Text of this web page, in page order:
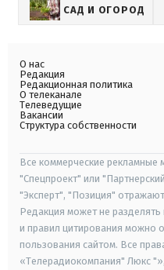
САД И ОГОРОД
О нас
Редакция
Редакционная политика
О телеканале
Телеведущие
Вакансии
Структура собственности
Все коммерческие
"Спецпроект" или
"Эксперт", "Позиция"
Редакция может не
и правил цитирования можно
пользования сайтом. Все
«Телерадиокомпания" Люкс